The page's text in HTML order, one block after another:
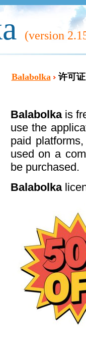
(version
Balabolka 许可证
Balabolkais
use the
paid
used on a
be purchased.
Balabolka